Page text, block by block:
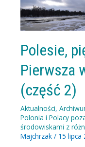
Polesie,
Pierwsza
(część 2)
Aktualności,
Polonia i Polacy
środowiskami z
Majchrzak/ 15 lipca
Polesie…
Pierwsza
wyprawa
na
(część
2)